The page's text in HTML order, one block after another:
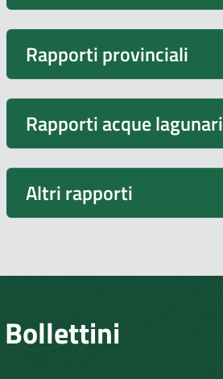
Rapporti provinciali
Rapporti acque lagunari
Altri rapporti
Bollettini